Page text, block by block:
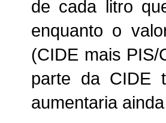
de cada litro
enquanto o
(CIDE mais
parte da CIDE
aumentaria